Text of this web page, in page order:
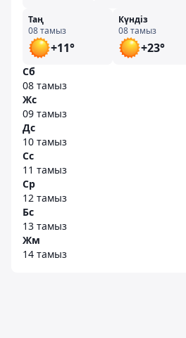
Таң
08 тамыз
+11°
Күндіз
08 тамыз
+23°
Сб
08 тамыз
Жс
09 тамыз
Дс
10 тамыз
Сс
11 тамыз
Ср
12 тамыз
Бс
13 тамыз
Жм
14 тамыз